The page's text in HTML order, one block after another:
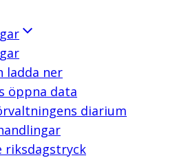
ladda ner
öppna data
diarium
riksdagstryck